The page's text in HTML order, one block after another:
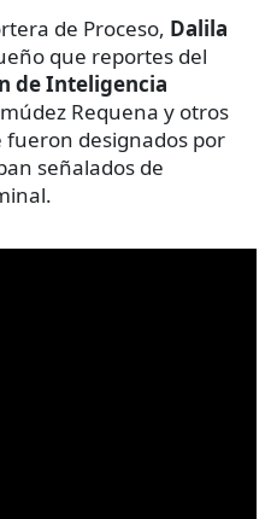
de Proceso, Dalila
que reportes del
de Inteligencia
Requena y otros
designados por
señalados de